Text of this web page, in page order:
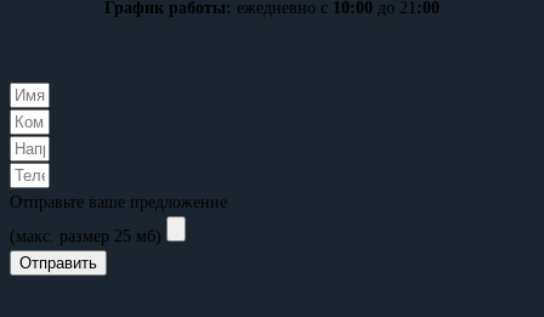
График работы: ежедневно с 10:00 до 21 :00
Отправьте ваше предложение
(макс. размер 25 мб)
Отправить